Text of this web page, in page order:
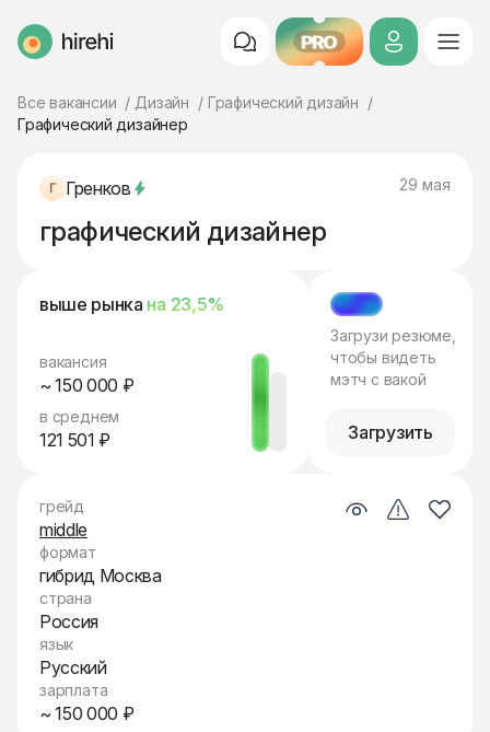
HireHi PRO
Все вакансии Дизайн
Графический дизайн
Графический дизайнер
Гренков 29 мая
графический дизайнер
выше рынка на 23,5%
вакансия
~ 150 000 ₽
в среднем
121 501 ₽
МЭТЧ
Загрузи резюме,
чтобы видеть
мэтч с вакой
Загрузить
грейд
middle
формат
гибрид Москва
страна
Россия
язык
Русский
зарплата
~ 150 000 ₽